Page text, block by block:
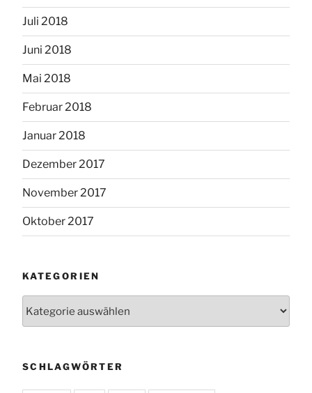
Juli 2018
Juni 2018
Mai 2018
Februar 2018
Januar 2018
Dezember 2017
November 2017
Oktober 2017
KATEGORIEN
SCHLAGWÖRTER